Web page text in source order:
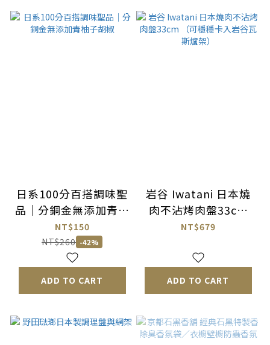
日系100分百搭調味聖
品｜分銅金無添加青柚
子胡椒
NT$150
NT$260 -42%
ADD TO CART
岩谷 Iwatani 日本燒
肉不沾烤肉盤33cm
（可穩穩卡入岩谷瓦斯
NT$679
ADD TO CART